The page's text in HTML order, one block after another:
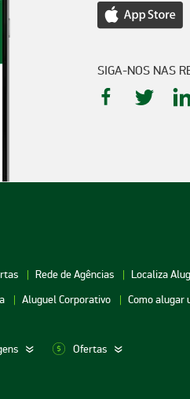
SIGA-NOS NAS
Rede de Agências
Localiza
Aluguel Corporativo Como alugar
Ofertas